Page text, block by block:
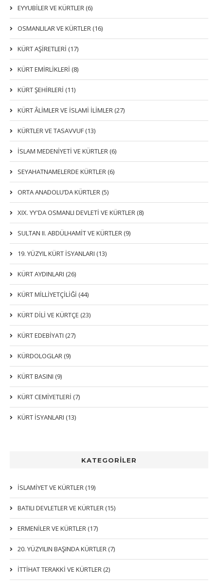
KATEGORİLER
İSLAMIYET VE KÜRTLER (19)
BATILI DEVLETLER VE KÜRTLER (15)
ERMENİLER VE KÜRTLER (17)
20. YÜZYILIN BAŞINDA KÜRTLER (7)
İTTIHAT TERAKKI VE KÜRTLER (2)
EYYUBİLER VE KÜRTLER (6)
OSMANLILAR VE KÜRTLER (16)
KÜRT AŞİRETLERİ (17)
KÜRT EMİRLİKLERİ (8)
KÜRT ŞEHİRLERİ (11)
KÜRT ÂLİMLER VE İSLAMİ İLİMLER (27)
KÜRTLER VE TASAVVUF (13)
İSLAM MEDENİYETİ VE KÜRTLER (6)
SEYAHATNAMELERDE KÜRTLER (6)
ORTA ANADOLU’DA KÜRTLER (5)
XIX. YY'DA OSMANLI DEVLETI VE KÜRTLER (8)
SULTAN II. ABDÜLHAMİT VE KÜRTLER (9)
19. YÜZYIL KÜRT İSYANLARI (13)
KÜRT AYDINLARI (26)
KÜRT MİLLİYETÇİLİĞİ (44)
KÜRT DİLİ VE KÜRTÇE (23)
KÜRT EDEBİYATI (27)
KÜRDOLOGLAR (9)
KÜRT BASINI (9)
KÜRT CEMİYETLERİ (7)
KÜRT İSYANLARI (13)